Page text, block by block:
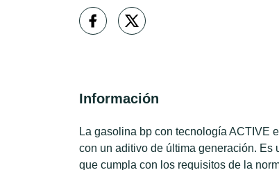
Información
La gasolina bp con tecnología ACTIVE
con un aditivo de última generación.
que cumpla con los requisitos de la